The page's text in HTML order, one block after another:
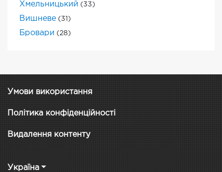
Хмельницький (33)
Вишневе (31)
Бровари (28)
Умови використання
Політика конфіденційності
Видалення контенту
Україна